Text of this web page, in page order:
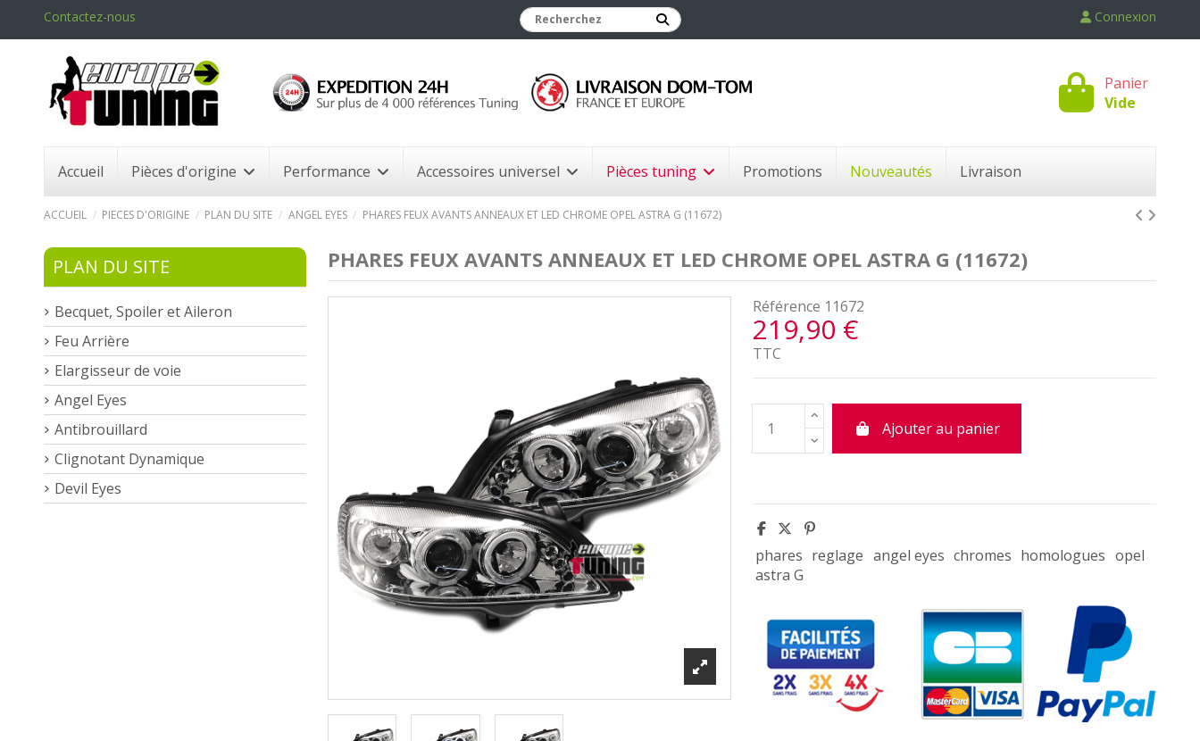
Contactez-nous Connexion
Panier
Vide
Accueil Pièces d'origine Performance Accessoires universel Pièces tuning Promotions Nouveautés Livraison
ACCUEIL PIECES D'ORIGINE PLAN DU SITE ANGEL EYES PHARES FEUX AVANTS ANNEAUX ET LED CHROME OPEL ASTRA G (11672)
PHARES FEUX AVANTS ANNEAUX ET LED CHROME OPEL ASTRA G (11672)
Référence 11672
219,90 €
TTC
Ajouter au panier
phares reglage angel eyes chromes homologues opel
astra G
PLAN DU SITE
Becquet, Spoiler et Aileron
Feu Arrière
Elargisseur de voie
Angel Eyes
Antibrouillard
Clignotant Dynamique
Devil Eyes